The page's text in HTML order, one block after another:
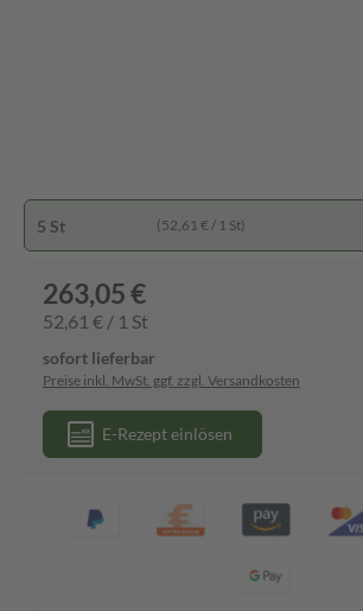
5 St (52,61 € / 1 St)
263,05 €
52,61 € / 1 St
sofort lieferbar
Preise inkl. MwSt. ggf. zzgl. Versandkosten
E-Rezept einlösen